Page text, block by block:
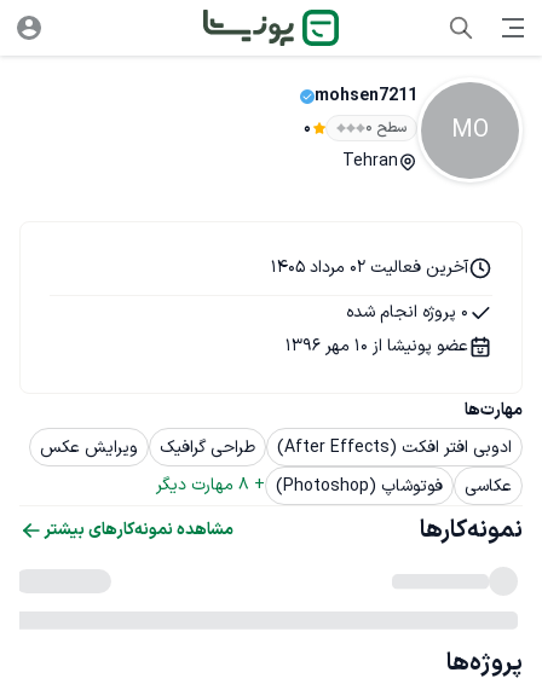
MO
mohsen7211
سطح ۰ 0
Tehran
مهارت‌ها
ادوبی افتر افکت (After Effects)
طراحی گرافیک
ویرایش عکس
عکاسی
فوتوشاپ (Photoshop) +
8 مهارت دیگر
آخرین فعالیت 02 مرداد 1405
0 پروژه انجام شده
عضو پونیشا از 10 مهر 1396
نمونه‌کارها مشاهده نمونه‌کارهای بیشتر
پروژه‌ها